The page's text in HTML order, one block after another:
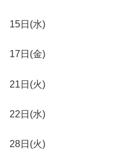
15日(水)
17日(金)
21日(火)
22日(水)
28日(火)